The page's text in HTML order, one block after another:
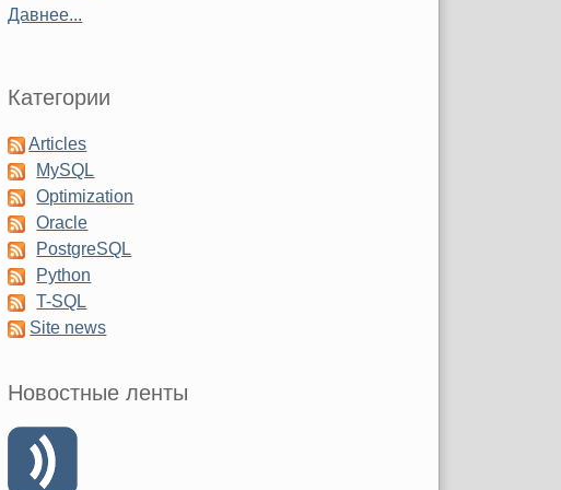
Давнее...
Категории
Articles
MySQL
Optimization
Oracle
PostgreSQL
Python
T-SQL
Site news
Новостные ленты